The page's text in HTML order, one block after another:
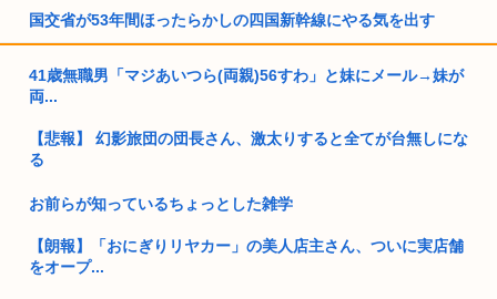
国交省が53年間ほったらかしの四国新幹線にやる気を出す
1...
兵のレ●...
てる...
日本人がラーメンに1000円以上だすの渋る理由ガチ不明www
41歳無職男「マジあいつら(両親)56すわ」と妹にメール→妹が
両...
【悲報】 幻影旅団の団長さん、激太りすると全てが台無しにな
る
お前らが知っているちょっとした雑学
【朗報】「おにぎりリヤカー」の美人店主さん、ついに実店舗
をオープ...